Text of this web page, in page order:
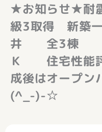
★お知らせ★耐
級3取得 新築
井 全3棟 2
Ｋ 住宅性能
成後はオープン
(^_-)-☆